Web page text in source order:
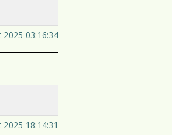
2025 03:16:34
2025 18:14:31